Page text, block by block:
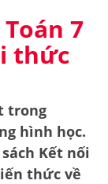
7
thức
trong
hình học.
sách Kết nối
thức về